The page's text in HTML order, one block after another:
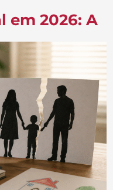
em 2026: A